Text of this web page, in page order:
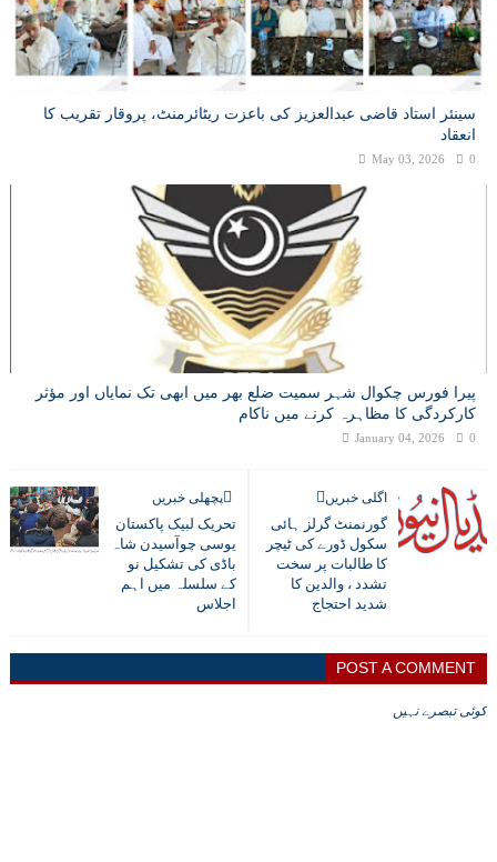
سینئر استاد قاضی عبدالعزیز کی باعزت ریٹائرمنٹ، پروقار تقریب کا
انعقاد
May 03, 2026 0
پیرا فورس چکوال شہر سمیت ضلع بھر میں ابھی تک نمایاں اور مؤثر
کارکردگی کا مظاہرہ کرنے میں ناکام
January 04, 2026 0
اگلی خبریں
گورنمنٹ گرلز ہائی
سکول ڈورے کی ٹیچر
کا طالبات پر سخت
تشدد ، والدین کا
شدید احتجاج
پچھلی خبریں
تحریک لبیک پاکستان
یوسی چوآسیدن شاہ
باڈی کی تشکیل نو
کے سلسلہ میں اہم
اجلاس
POST A COMMENT
کوئی تبصرے نہیں